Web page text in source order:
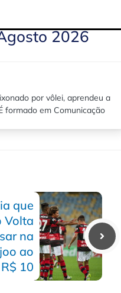
2026
por vôlei, aprendeu a
formado em Comunicação
que
Volta
na
ao
10